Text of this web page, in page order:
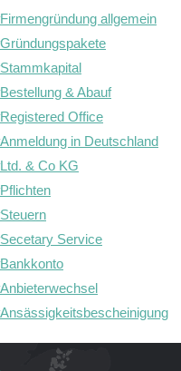
allgemein
& Abauf
Office
in Deutschland
& Co KG
Service